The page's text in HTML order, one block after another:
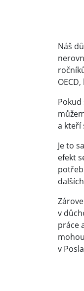
Náš
a kteří
Je to
efekt
v
práce
v